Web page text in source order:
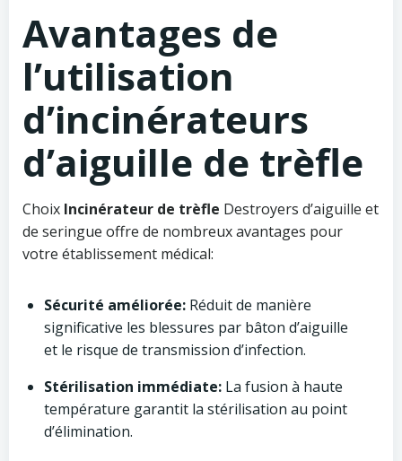
Avantages de
l’utilisation
d’incinérateurs
d’aiguille de trèfle
Choix Incinérateur de trèfle Destroyers d’aiguille et
de seringue offre de nombreux avantages pour
votre établissement médical:
Sécurité améliorée: Réduit de manière
significative les blessures par bâton d’aiguille
et le risque de transmission d’infection.
Stérilisation immédiate: La fusion à haute
température garantit la stérilisation au point
d’élimination.